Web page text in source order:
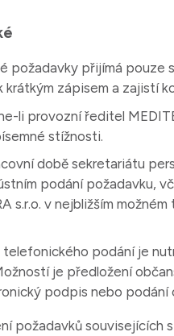
požadavky přijímá pouze
krátkým zápisem a zajistí
li provozní ředitel
stížnosti.
době sekretariátu
podání požadavku,
s.r.o. v nejbližším možném
telefonického podání je
je předložení
podpis nebo podání
požadavků souvisejících